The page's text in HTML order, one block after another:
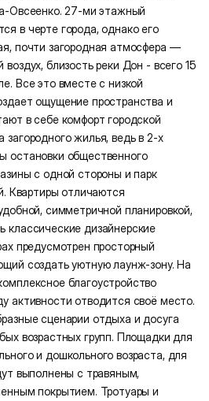
Овсеенко. 27-ми этажный
в черте города, однако его
почти загородная атмосфера —
близость реки Дон - всего 15
Все это вместе с низкой
ощущение пространства и
в себе комфорт городской
загородного жилья, ведь в 2-х
остановки общественного
с одной стороны и парк
Квартиры отличаются
симметричной планировкой,
классические дизайнерские
предусмотрен просторный
создать уютную лаунж-зону. На
благоустройство
активности отводится своё место.
сценарии отдыха и досуга
возрастных групп. Площадки для
и дошкольного возраста, для
выполнены с травяным,
покрытием. Тротуары и